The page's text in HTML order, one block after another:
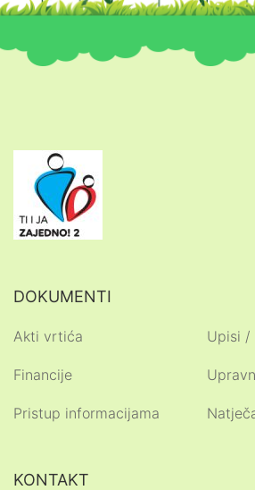
DOKUMENTI
Akti vrtića
Financije
Pristup informacijama
Upisi /
KONTAKT